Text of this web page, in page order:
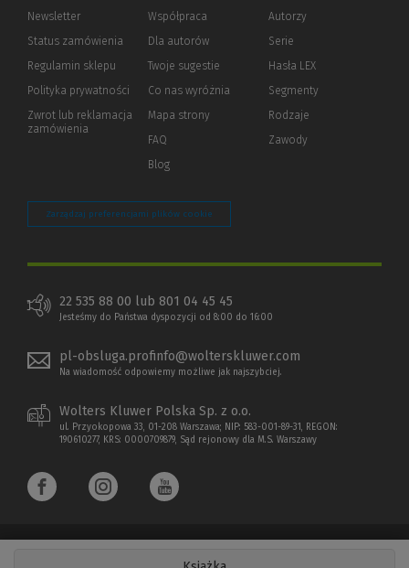
Newsletter
Status zamówienia
Regulamin sklepu
Polityka prywatności (Nowe
(Link
innej
Zwrot lub reklamacja
zamówienia
Współpraca
Dla autorów(Nowe
(Link
innej
strony)
Twoje sugestie
Co nas wyróżnia
Mapa strony
FAQ
Blog
Autorzy
Serie
Hasła LEX
Segmenty
Rodzaje
Zawody
Zarządzaj preferencjami plików cookie
22 535 88 00 lub 801 04 45 45
Jesteśmy do Państwa dyspozycji od 8:00 do 16:00
pl-obsluga.profinfo@wolterskluwer.com
Na wiadomość odpowiemy możliwe jak najszybciej.
Wolters Kluwer Polska Sp. z o.o.
ul. Przyokopowa 33, 01-208 Warszawa; NIP: 583-001-89-31, REGON:
190610277, KRS: 0000709879, Sąd rejonowy dla M.S. Warszawy